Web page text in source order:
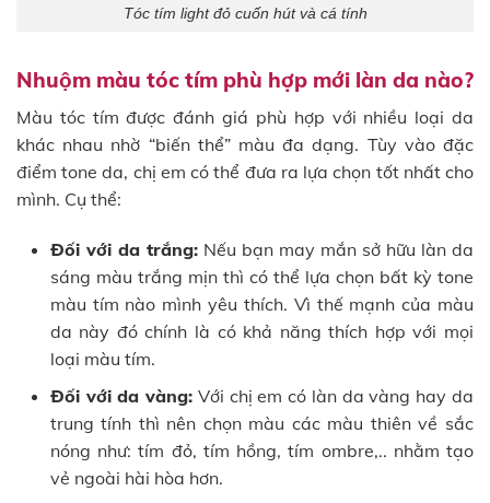
Tóc tím light đỏ cuốn hút và cá tính
Nhuộm màu tóc tím phù hợp mới làn da nào?
Màu tóc tím được đánh giá phù hợp với nhiều loại da
khác nhau nhờ “biến thể” màu đa dạng. Tùy vào đặc
điểm tone da, chị em có thể đưa ra lựa chọn tốt nhất cho
mình. Cụ thể:
Đối với da trắng:Nếu bạn may mắn sở hữu làn da
sáng màu trắng mịn thì có thể lựa chọn bất kỳ tone
màu tím nào mình yêu thích. Vì thế mạnh của màu
da này đó chính là có khả năng thích hợp với mọi
loại màu tím.
Đối với da vàng: Với chị em có làn da vàng hay da
trung tính thì nên chọn màu các màu thiên về sắc
nóng như: tím đỏ, tím hồng, tím ombre,.. nhằm tạo
vẻ ngoài hài hòa hơn.